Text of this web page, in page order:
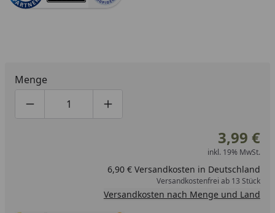
Menge
Produktmenge um eins verringern
Produktmenge manuell eingeben
Produktmenge um eins erhöhen
3,99 €
inkl. 19% MwSt.
6,90 € Versandkosten in Deutschland
Versandkostenfrei ab 13 Stück
Versandkosten nach Menge und Land